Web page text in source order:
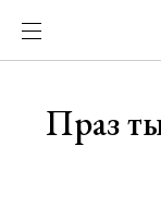
Праз